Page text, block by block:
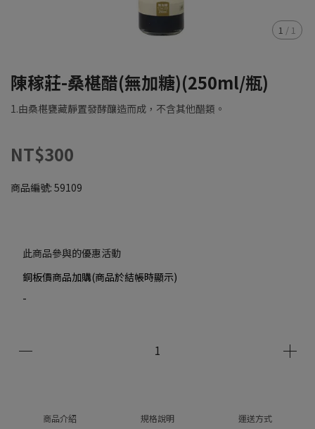
1 / 1
陳稼莊-桑椹醋(無加糖)(250ml/瓶)
1.由桑椹甕藏靜置發酵釀造而成，不含其他醋類。
NT$300
商品編號: 59109
此商品參與的優惠活動
銅板價商品加購(商品於結帳時顯示)
-
商品介紹 規格說明 運送方式